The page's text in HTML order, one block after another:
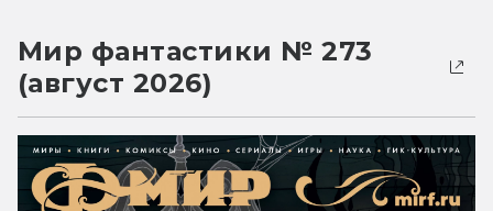
Мир фантастики № 273
(август 2026)